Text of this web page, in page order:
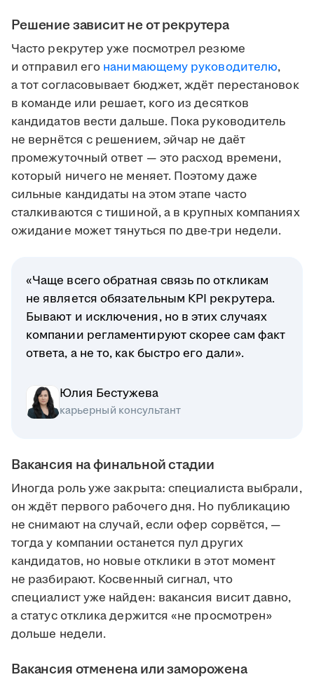
Решение зависит не от рекрутера
Часто рекрутер уже посмотрел резюме
и отправил его нанимающему руководителю,
а тот согласовывает бюджет, ждёт перестановок
в команде или решает, кого из десятков
кандидатов вести дальше. Пока руководитель
не вернётся с решением, эйчар не даёт
промежуточный ответ — это расход времени,
который ничего не меняет. Поэтому даже
сильные кандидаты на этом этапе часто
сталкиваются с тишиной, а в крупных компаниях
ожидание может тянуться по две-три недели.
«Чаще всего обратная связь по откликам
не является обязательным KPI рекрутера.
Бывают и исключения, но в этих случаях
компании регламентируют скорее сам факт
ответа, а не то, как быстро его дали».
Юлия Бестужева
карьерный консультант
Вакансия на финальной стадии
Иногда роль уже закрыта: специалиста выбрали,
он ждёт первого рабочего дня. Но публикацию
не снимают на случай, если офер сорвётся, —
тогда у компании останется пул других
кандидатов, но новые отклики в этот момент
не разбирают. Косвенный сигнал, что
специалист уже найден: вакансия висит давно,
а статус отклика держится «не просмотрен»
дольше недели.
Вакансия отменена или заморожена